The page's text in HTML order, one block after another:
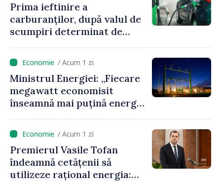
Prima ieftinire a
carburanților, după valul de
scumpiri determinat de
anunță prețuri mai mici la
benzină și motorină
/ Acum 1 zi
Ministrul Energiei: „Fiecare
megawatt economisit
înseamnă mai puțină energie
ridicate”
/ Acum 1 zi
Premierul Vasile Tofan
îndeamnă cetățenii să
utilizeze rațional energia: